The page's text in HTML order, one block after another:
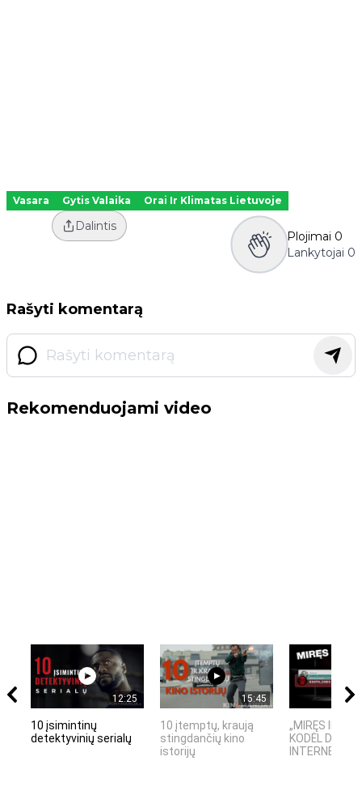
Vasara Gytis Valaika Orai Ir Klimatas Lietuvoje
Dalintis
Plojimai 0
Lankytojai 0
Rašyti komentarą
Rekomenduojami video
12:25
10 įsimintinų
detektyvinių serialų
15:45
10 įtemptų, kraują
stingdančių kino
istorijų
„MIRĘS
KODĖL
INTERNETO